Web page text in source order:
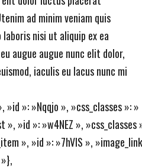
ad minim veniam quis
nisi ut aliquip ex ea
augue augue nunc elit dolor,
iaculis eu lacus nunc mi
»id »: »Nqqjo », »css_classes
»id »: »w4NEZ »,
», »id »: »7hVIS »,